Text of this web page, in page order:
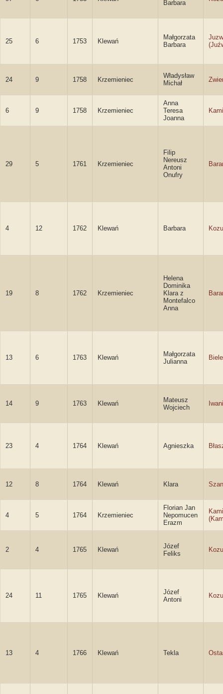
Barbara
25 6 1753 Klewań
Małgorzata
Barbara
24 9 1758 Krzemieniec
Władysław
Michał
6 9 1758 Krzemieniec
Anna
Teresa
Joanna
29 5 1761 Krzemieniec
Filip
Nereusz
Antoni
Onufry
4 12 1762 Klewań Barbara
19 8 1762 Krzemieniec
Helena
Dominika
Klara z
Montefalco
Anna
13 6 1763 Klewań
Małgorzata
Julianna
14 9 1763 Klewań
Mateusz
Wojciech
23 4 1764 Klewań Agnieszka
12 8 1764 Klewań Klara
4 5 1764 Krzemieniec
Florian Jan
Nepomucen
Erazm
2 4 1765 Klewań
Józef
Feliks
24 11 1765 Klewań
Józef
Antoni
13 4 1766 Klewań Tekla